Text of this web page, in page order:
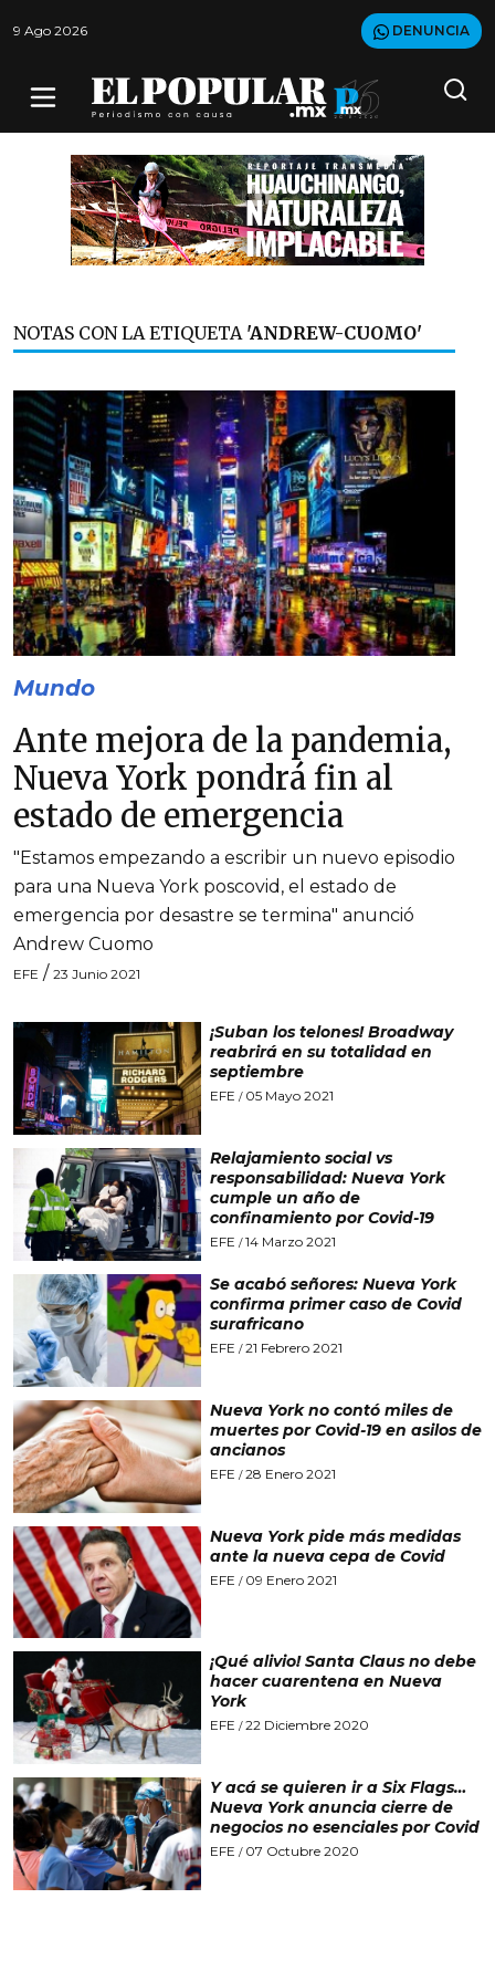
9 Ago 2026 DENUNCIA
NOTAS CON LA ETIQUETA 'ANDREW-CUOMO'
Mundo
Ante mejora de la pandemia,
Nueva York pondrá fin al
estado de emergencia
"Estamos empezando a escribir un nuevo episodio
para una Nueva York poscovid, el estado de
emergencia por desastre se termina" anunció
Andrew Cuomo
EFE / 23 Junio 2021
¡Suban los telones! Broadway
reabrirá en su totalidad en
septiembre
EFE / 05 Mayo 2021
Relajamiento social vs
responsabilidad: Nueva York
cumple un año de
confinamiento por Covid-19
EFE /14 Marzo 2021
Se acabó señores: Nueva York
confirma primer caso de Covid
surafricano
EFE /21 Febrero 2021
Nueva York no contó miles de
muertes por Covid-19 en asilos de
ancianos
EFE /28 Enero 2021
Nueva York pide más medidas
ante la nueva cepa de Covid
EFE / 09 Enero 2021
¡Qué alivio! Santa Claus no debe
hacer cuarentena en Nueva
York
EFE /22 Diciembre 2020
Y acá se quieren ir a Six Flags…
Nueva York anuncia cierre de
negocios no esenciales por Covid
EFE / 07 Octubre 2020